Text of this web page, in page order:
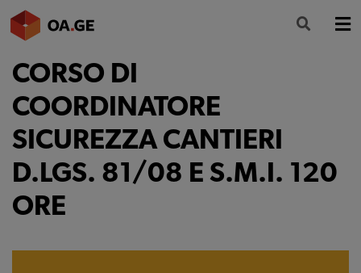
L’ORDINE
AMMINISTRAZIONE TRASPARENTE
ALBO
SEGRETERIA
SERVIZI
FORMAZIONE
CORSO DI
COORDINATORE
SICUREZZA CANTIERI
D.LGS. 81/08 E S.M.I. 120
ORE